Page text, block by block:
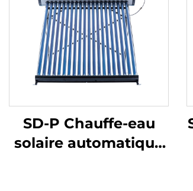
SD-P Chauffe-eau
solaire automatique